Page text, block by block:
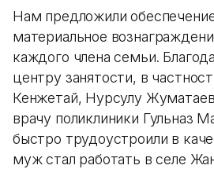
Нам предложили
материальное
каждого члена семьи.
центру занятости, в
Кенжетай, Нурсулу
врачу поликлиники Гульназ
быстро трудоустроили в
муж стал работать в селе